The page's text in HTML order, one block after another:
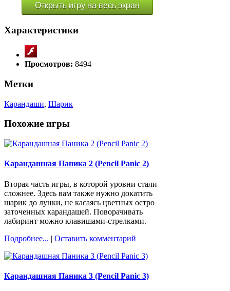
Открыть игру на весь экран
Характеристики
Просмотров: 8494
Метки
Карандаши, Шарик
Похожие игры
Карандашная Паника 2 (Pencil Panic 2)
Вторая часть игры, в которой уровни стали
сложнее. Здесь вам также нужно докатить
шарик до лунки, не касаясь цветных остро
заточенных карандашей. Поворачивать
лабиринт можно клавишами-стрелками.
Подробнее... | Оставить комментарий
Карандашная Паника 3 (Pencil Panic 3)